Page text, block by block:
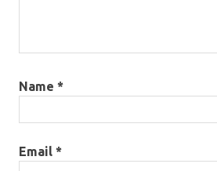
Name *
Email *